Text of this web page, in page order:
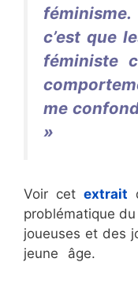
c’est que
féministe
me
»
Voir cet extrait
problématique
joueuses et des
jeune âge.